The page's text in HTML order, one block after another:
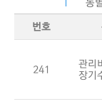
동
번호
241
관리
장기